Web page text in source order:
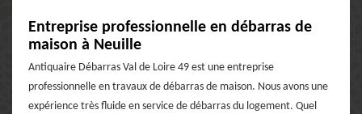
Entreprise professionnelle en débarras de
maison à Neuille
Antiquaire Débarras Val de Loire 49 est une entreprise
professionnelle en travaux de débarras de maison. Nous avons une
expérience très fluide en service de débarras du logement. Quel